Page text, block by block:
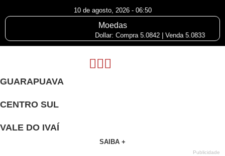
10 de agosto, 2026 - 06:50
Moedas
Dollar: Compra 5.0842 | Venda 5.0833
GUARAPUAVA
CENTRO SUL
VALE DO IVAÍ
SAIBA +
Publicidade